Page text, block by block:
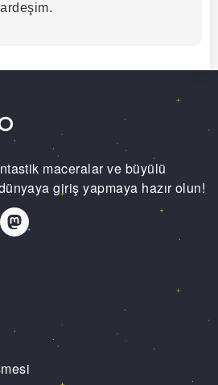
maceralar ve büyülü
giriş yapmaya hazır olun!